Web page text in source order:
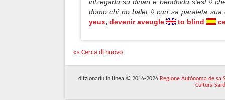
domo chi no balet ◊ cun sa paraleta
yeux, devenir aveugle to blind
«« Cerca di nuovo
ditzionariu in línea © 2016-2026 Regione Autònoma de sa
Cultura